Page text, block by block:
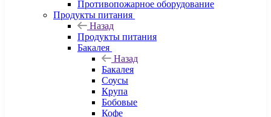
Противопожарное оборудование
Продукты питания
Назад
Продукты питания
Бакалея
Назад
Бакалея
Соусы
Крупа
Бобовые
Кофе